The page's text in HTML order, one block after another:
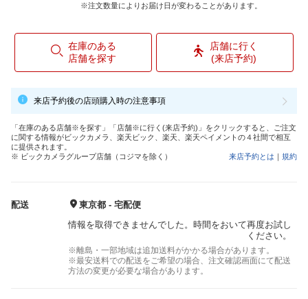
※注文数量によりお届け日が変わることがあります。
在庫のある
店舗を探す
店舗に行く
(来店予約)
来店予約後の店頭購入時の注意事項
「在庫のある店舗※を探す」「店舗※に行く(来店予約)」をクリックすると、ご注文
に関する情報がビックカメラ、楽天ビック、楽天、楽天ペイメントの４社間で相互
に提供されます。
※ ビックカメラグループ店舗（コジマを除く）
来店予約とは ｜ 規約
配送
東京都 - 宅配便
情報を取得できませんでした。時間をおいて再度お試し
ください。
※離島・一部地域は追加送料がかかる場合があります。
※最安送料での配送をご希望の場合、注文確認画面にて配送
方法の変更が必要な場合があります。